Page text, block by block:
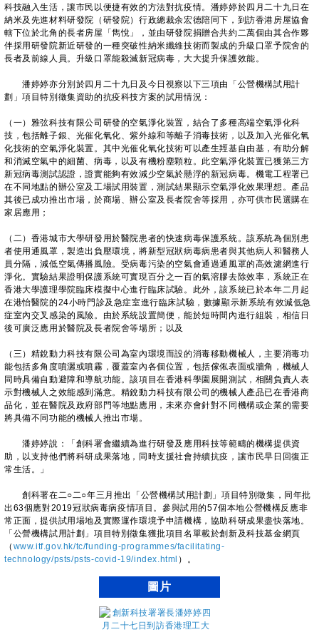
科技融入生活，讓市民以便捷有效的方法對抗疫情。潘婷婷於四月二十九日在
納米及先進材料研發院（研發院）行政總裁余宏德陪同下，到訪香港房屋協會
轄下位於北角的長者房屋「雋悅」，並由研發院捐贈合共約二萬個由其合作夥
伴採用研發院新近研發的一種突破性納米纖維技術而製成的升級口罩予院舍的
長者及前線人員。升級口罩能殺滅新冠病毒，大大提升保護效能。
潘婷婷亦分別於四月二十九日及今日視察以下三項由「公營機構試用計
劃」項目特別徵集資助的抗疫科技方案的試用情況：
（一）雅弦科技有限公司研發的空氣淨化裝置，結合了多種高端空氣淨化科
技，包括離子銀、光催化氧化、紫外線和等離子消毒技術，以及加入光催化氧
化技術的空氣淨化裝置。其中光催化氧化技術可以產生羥基自由基，有助分解
和消滅空氣中的細菌、病毒，以及有機粉塵顆粒。此空氣淨化裝置已獲第三方
新冠病毒測試認證，證實能夠有效減少空氣於懸浮的新冠病毒。機電工程署已
在不同地點的辦公室及工場試用裝置，測試結果顯示空氣淨化效果理想。產品
其後已成功推出市場，於商場、辦公室及長者院舍等採用，亦可供市民選購在
家居應用；
（二）香港城市大學研發用於醫院患者的快速病毒保護系統。該系統為個別患
者使用通風罩，製造出負壓環境，將新型冠狀病毒病患者與其他病人和醫務人
員分隔，減低空氣傳播風險。受病毒污染的空氣會通過通風罩的高效濾網進行
淨化。實驗結果證明保護系統可實現百分之一百的氣溶膠去除效率，系統正在
香港大學護理學院臨床模擬中心進行臨床試驗。此外，該系統已於本年二月起
在港怡醫院的24小時門診及急症室進行臨床試驗，數據顯示新系統有效減低急
症室內交叉感染的風險。由於系統設置簡便，能於短時間內進行組裝，相信日
後可廣泛應用於醫院及長者院舍等場所；以及
（三）精銳動力科技有限公司為室內環境而設的消毒移動機械人，主要消毒功
能包括多角度噴灑或噴霧，覆蓋室內各個位置，包括傢俬表面或牆角，機械人
同時具備自動避障和導航功能。該項目在香港科學園展開測試，相關負責人表
示對機械人之效能感到滿意。精銳動力科技有限公司的機械人產品已在香港商
品化，並在醫院及政府部門等地點應用，未來亦會針對不同機構或企業的需要
將具備不同功能的機械人推出市場。
潘婷婷說：「創科署會繼續為進行研發及應用科技等範疇的機構提供資
助，以支持他們將科研成果落地，同時支援社會持續抗疫，讓市民早日回復正
常生活。」
創科署在二○二○年三月推出「公營機構試用計劃」項目特別徵集，同年批
出63個應對2019冠狀病毒病疫情項目。參與試用的57個本地公營機構反應非
常正面，提供試用場地及實際運作環境予申請機構，協助科研成果盡快落地。
「公營機構試用計劃」項目特別徵集獲批項目名單載於創新及科技基金網頁
（ www.itf.gov.hk/tc/funding-programmes/facilitating-
technology/psts/psts-covid-19/index.html ）。
圖片